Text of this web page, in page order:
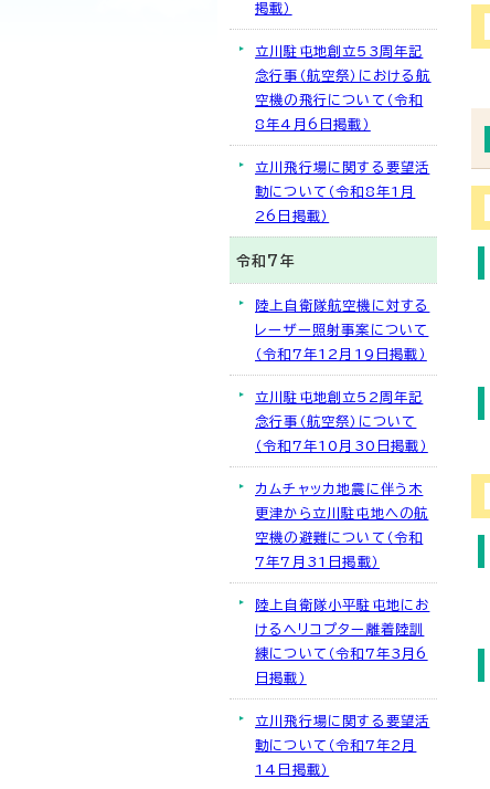
掲載）
立川駐屯地創立53周年記
念行事（航空祭）における航
空機の飛行について（令和
8年4月6日掲載）
立川飛行場に関する要望活
動について（令和8年1月
26日掲載）
令和7年
陸上自衛隊航空機に対する
レーザー照射事案について
（令和7年12月19日掲載）
立川駐屯地創立52周年記
念行事（航空祭）について
（令和7年10月30日掲載）
カムチャッカ地震に伴う木
更津から立川駐屯地への航
空機の避難について（令和
7年7月31日掲載）
陸上自衛隊小平駐屯地にお
けるヘリコプター離着陸訓
練について（令和7年3月6
日掲載）
立川飛行場に関する要望活
動について（令和7年2月
14日掲載）